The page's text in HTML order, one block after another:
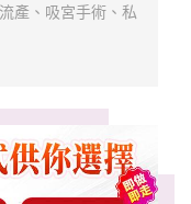
產、吸宮手術、私